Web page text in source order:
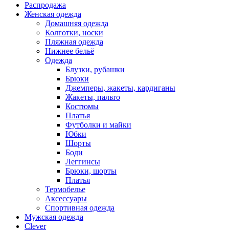
Распродажа
Женская одежда
Домашняя одежда
Колготки, носки
Пляжная одежда
Нижнее бельё
Одежда
Блузки, рубашки
Брюки
Джемперы, жакеты, кардиганы
Жакеты, пальто
Костюмы
Платья
Футболки и майки
Юбки
Шорты
Боди
Леггинсы
Брюки, шорты
Платья
Термобелье
Аксессуары
Спортивная одежда
Мужская одежда
Clever